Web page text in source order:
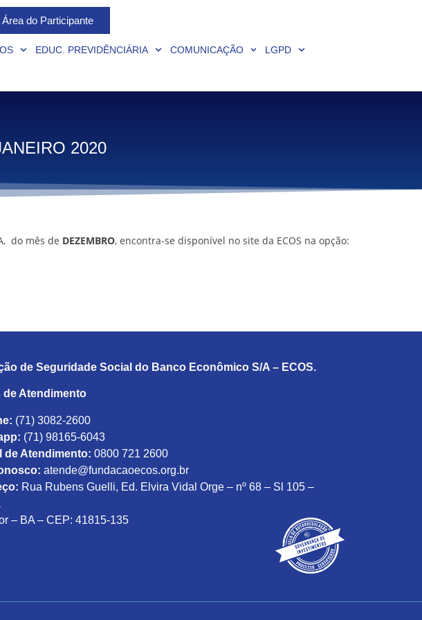
Área do Participante
EDUC. PREVIDÊNCIÁRIA COMUNICAÇÃO LGPD
2020
do mês de DEZEMBRO, encontra-se disponível no site da ECOS na opção:
de Seguridade Social do Banco Econômico S/A – ECOS.
de Atendimento
(71) 3082-2600
(71) 98165-6043
de Atendimento: 0800 721 2600
atende@fundacaoecos.org.br
Rua Rubens Guelli, Ed. Elvira Vidal Orge – nº 68 – Sl 105 –
– BA – CEP: 41815-135